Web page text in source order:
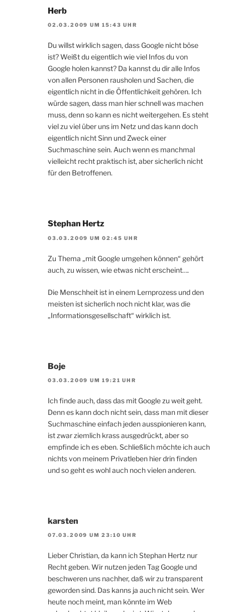
Herb
02.03.2009 UM 15:43 UHR
Du willst wirklich sagen, dass Google nicht böse
ist? Weißt du eigentlich wie viel Infos du von
Google holen kannst? Da kannst du dir alle Infos
von allen Personen rausholen und Sachen, die
eigentlich nicht in die Öffentlichkeit gehören. Ich
würde sagen, dass man hier schnell was machen
muss, denn so kann es nicht weitergehen. Es steht
viel zu viel über uns im Netz und das kann doch
eigentlich nicht Sinn und Zweck einer
Suchmaschine sein. Auch wenn es manchmal
vielleicht recht praktisch ist, aber sicherlich nicht
für den Betroffenen.
Stephan Hertz
03.03.2009 UM 02:45 UHR
Zu Thema „mit Google umgehen können“ gehört
auch, zu wissen, wie etwas nicht erscheint….
Die Menschheit ist in einem Lernprozess und den
meisten ist sicherlich noch nicht klar, was die
„Informationsgesellschaft“ wirklich ist.
Boje
03.03.2009 UM 19:21 UHR
Ich finde auch, dass das mit Google zu weit geht.
Denn es kann doch nicht sein, dass man mit dieser
Suchmaschine einfach jeden ausspionieren kann,
ist zwar ziemlich krass ausgedrückt, aber so
empfinde ich es eben. Schließlich möchte ich auch
nichts von meinem Privatleben hier drin finden
und so geht es wohl auch noch vielen anderen.
karsten
07.03.2009 UM 23:10 UHR
Lieber Christian, da kann ich Stephan Hertz nur
Recht geben. Wir nutzen jeden Tag Google und
beschweren uns nachher, daß wir zu transparent
geworden sind. Das kanns ja auch nicht sein. Wer
heute noch meint, man könnte im Web